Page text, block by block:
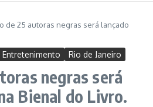
de 25 autoras negras será lançado
Rio de Janeiro
negras será
Bienal do Livro.